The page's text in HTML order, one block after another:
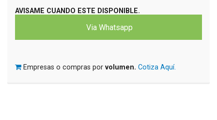
AVISAME CUANDO ESTE DISPONIBLE.
Via Whatsapp
Empresas o compras por volumen. Cotiza Aquí.